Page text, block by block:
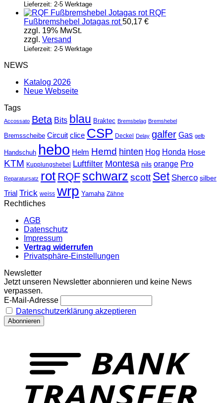
Lieferzeit: 2-5 Werktage
RQF
Fußbremshebel Jotagas rot 50,17 €
zzgl. 19% MwSt.
zzgl. Versand
Lieferzeit: 2-5 Werktage
NEWS
Katalog 2026
Neue Webseite
Tags
Accossato Beta Bits blau Braktec Bremsbelag Bremshebel
Bremsscheibe Circuit clice CSP Deckel Delay galfer Gas gelb
Handschuh hebo Helm Hemd hinten Hog Honda Hose
KTM Kupplungshebel Luftfilter Montesa nils orange Pro
Reparatursatz rot RQF schwarz scott Set Sherco silber
Trial Trick weiss wrp Yamaha Zähne
Rechtliches
AGB
Datenschutz
Impressum
Vertrag widerrufen
Privatsphäre-Einstellungen
Newsletter
Jetzt unseren Newsletter abonnieren und keine News
verpassen.
E-Mail-Adresse
Datenschutzerklärung akzeptieren